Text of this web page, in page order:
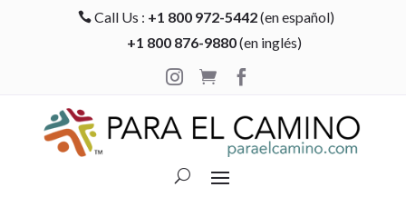
 Call Us : +1 800 972-5442(en español)
+1 800 876-9880(en inglés)

 